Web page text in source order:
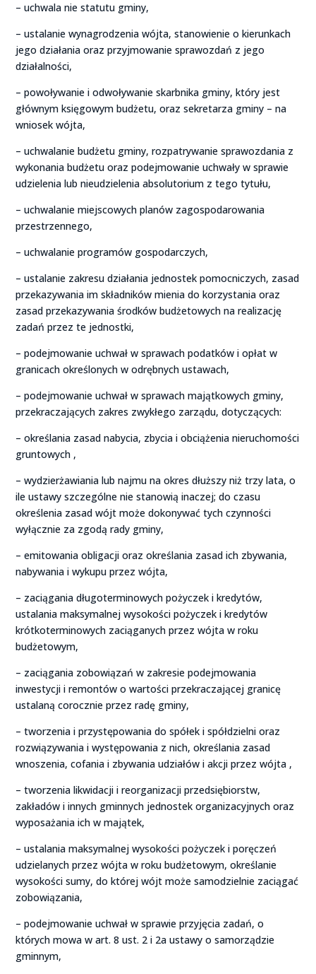
– uchwala nie statutu gminy,
– ustalanie wynagrodzenia wójta, stanowienie o kierunkach
jego działania oraz przyjmowanie sprawozdań z jego
działalności,
– powoływanie i odwoływanie skarbnika gminy, który jest
głównym księgowym budżetu, oraz sekretarza gminy – na
wniosek wójta,
– uchwalanie budżetu gminy, rozpatrywanie sprawozdania z
wykonania budżetu oraz podejmowanie uchwały w sprawie
udzielenia lub nieudzielenia absolutorium z tego tytułu,
– uchwalanie miejscowych planów zagospodarowania
przestrzennego,
– uchwalanie programów gospodarczych,
– ustalanie zakresu działania jednostek pomocniczych, zasad
przekazywania im składników mienia do korzystania oraz
zasad przekazywania środków budżetowych na realizację
zadań przez te jednostki,
– podejmowanie uchwał w sprawach podatków i opłat w
granicach określonych w odrębnych ustawach,
– podejmowanie uchwał w sprawach majątkowych gminy,
przekraczających zakres zwykłego zarządu, dotyczących:
– określania zasad nabycia, zbycia i obciążenia nieruchomości
gruntowych ,
– wydzierżawiania lub najmu na okres dłuższy niż trzy lata, o
ile ustawy szczególne nie stanowią inaczej; do czasu
określenia zasad wójt może dokonywać tych czynności
wyłącznie za zgodą rady gminy,
– emitowania obligacji oraz określania zasad ich zbywania,
nabywania i wykupu przez wójta,
– zaciągania długoterminowych pożyczek i kredytów,
ustalania maksymalnej wysokości pożyczek i kredytów
krótkoterminowych zaciąganych przez wójta w roku
budżetowym,
– zaciągania zobowiązań w zakresie podejmowania
inwestycji i remontów o wartości przekraczającej granicę
ustalaną corocznie przez radę gminy,
– tworzenia i przystępowania do spółek i spółdzielni oraz
rozwiązywania i występowania z nich, określania zasad
wnoszenia, cofania i zbywania udziałów i akcji przez wójta ,
– tworzenia likwidacji i reorganizacji przedsiębiorstw,
zakładów i innych gminnych jednostek organizacyjnych oraz
wyposażania ich w majątek,
– ustalania maksymalnej wysokości pożyczek i poręczeń
udzielanych przez wójta w roku budżetowym, określanie
wysokości sumy, do której wójt może samodzielnie zaciągać
zobowiązania,
– podejmowanie uchwał w sprawie przyjęcia zadań, o
których mowa w art. 8 ust. 2 i 2a ustawy o samorządzie
gminnym,